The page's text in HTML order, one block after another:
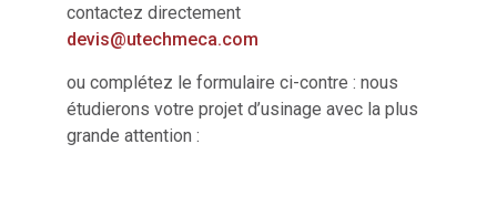
contactez directement
moc.acemhcetu
@sived
ou complétez le formulaire ci-contre : nous
étudierons votre projet d’usinage avec la plus
grande attention :